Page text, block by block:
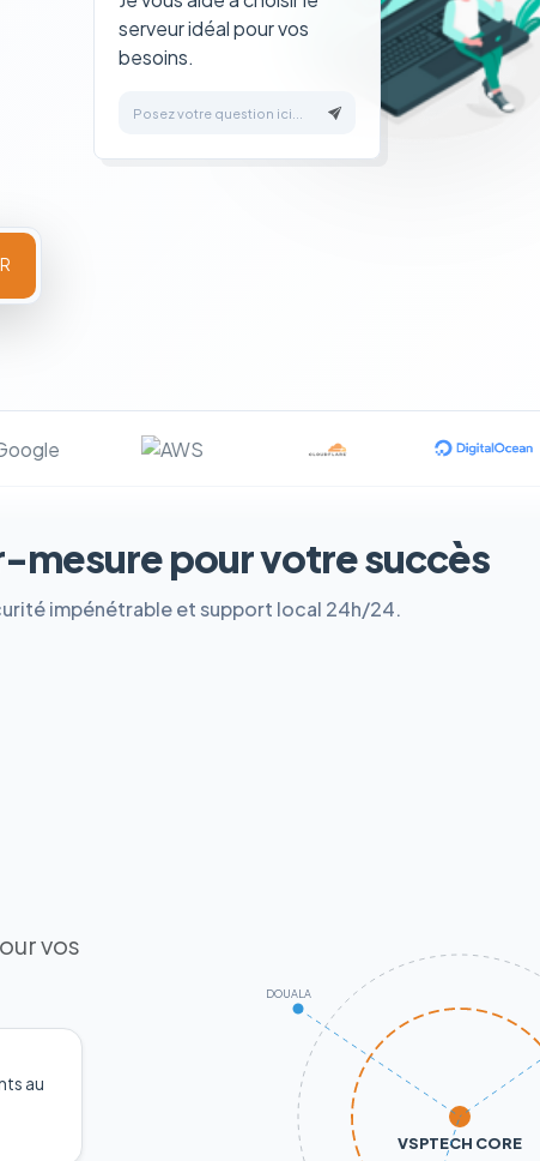
serveur idéal pour vos
besoins.
Posez votre question ici...
mesure pour votre succès
impénétrable et support local 24h/24.
vos
au
VSPTECH CORE
DOUALA